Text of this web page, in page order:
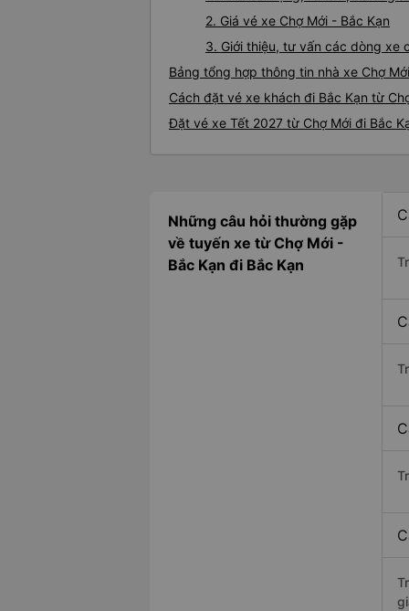
2. Giá vé xe Chợ Mới - Bắc Kạn
3. Giới thiệu, tư vấn các dòng xe
Bảng tổng hợp thông tin nhà xe Chợ
Cách đặt vé xe khách đi Bắc Kạn từ
Đặt vé xe Tết 2027 từ Chợ Mới đi Bắc
Những câu hỏi thường gặp
về tuyến xe từ Chợ Mới -
Bắc Kạn đi Bắc Kạn